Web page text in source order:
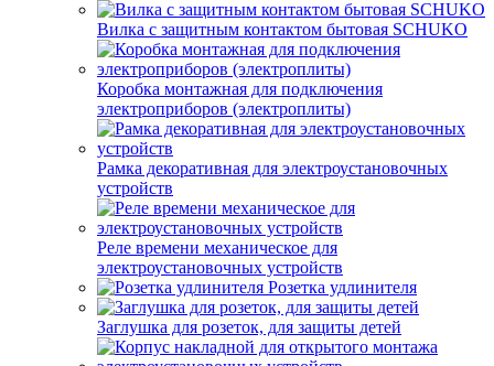
Вилка с защитным контактом бытовая SCHUKO
Коробка монтажная для подключения
электроприборов (электроплиты)
Рамка декоративная для электроустановочных
устройств
Реле времени механическое для
электроустановочных устройств
Розетка удлинителя
Заглушка для розеток, для защиты детей